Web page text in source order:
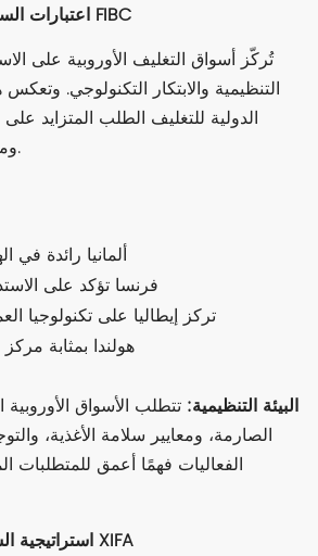
اعتبارات السوق الأوروبية لمصنعي FIBC
تُركّز أسواق التغليف الأوروبية على
التنظيمية والابتكار التكنولوجي.
الدولية للتغليف الطلب المتزايد
ومبادئ الاقتصاد الدائري.
ألمانيا رائدة في
فرنسا تؤكد على
تركز إيطاليا على تكنولوجيا
هولندا بمثابة
البيئة التنظيمية: تتطلب الأسواق الأوروبية
الصارمة، ومعايير سلامة الأغذية،
الفعاليات فهمًا أعمق للمتطلبات
استراتيجية السوق الأوروبية لشركة XIFA